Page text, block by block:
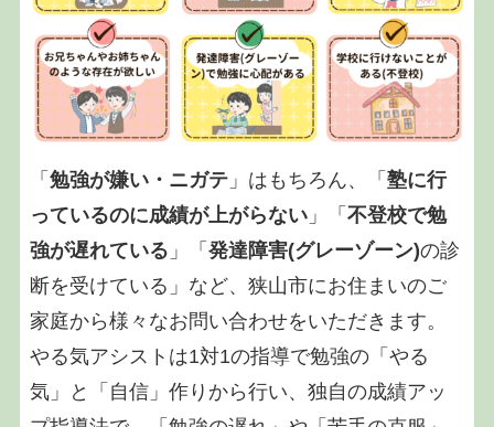
「 勉強が嫌い・ニガテ」はもちろん、「 塾に行
っているのに成績が上がらない」「 不登校で勉
強が遅れている 」「 発達障害(グレーゾーン)の診
断を受けている」など、狭山市にお住まいのご
家庭から様々なお問い合わせをいただきます。
やる気アシストは1対1の指導で勉強の「やる
気」と「自信」作りから行い、独自の成績アッ